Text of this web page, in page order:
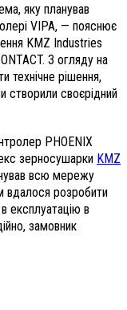
яку планував
VIPA, — пояснює
KMZ Industries
З огляду на
технічне рішення,
своєрідний
PHOENIX
зерносушарки KMZ
всю мережу
вдалося розробити
експлуатацію в
замовник